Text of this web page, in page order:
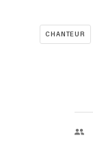
CHANTEUR